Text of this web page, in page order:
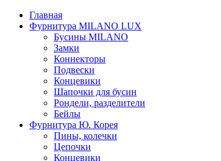
Главная
Фурнитура MILANO LUX
Бусины MILANO
Замки
Коннекторы
Подвески
Концевики
Шапочки для бусин
Рондели, разделители
Бейлы
Фурнитура Ю. Корея
Пины, колечки
Цепочки
Концевики